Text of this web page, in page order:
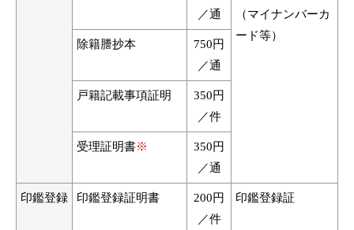
／通
（マイナンバーカ
ード等）
除籍謄抄本
750円
／通
戸籍記載事項証明
350円
／件
受理証明書※
350円
／通
印鑑登録 印鑑登録証明書
200円
／件
印鑑登録証